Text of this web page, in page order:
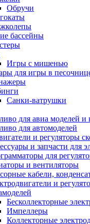
Обручи
бассейны
Игры с мишенью
для игры в
Санки-ватрушки
для авиа моделей и
для автомоделей
и регуляторы
и запчасти для
для
и вентиляторы
кабели,
и
Бесколлекторные
Импеллеры
Коллекторные